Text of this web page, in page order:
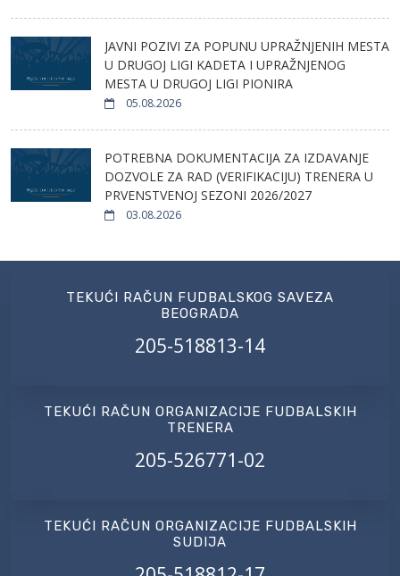
JAVNI POZIVI ZA POPUNU UPRAŽNJENIH MESTA
U DRUGOJ LIGI KADETA I UPRAŽNJENOG
MESTA U DRUGOJ LIGI PIONIRA
05.08.2026
POTREBNA DOKUMENTACIJA ZA IZDAVANJE
DOZVOLE ZA RAD (VERIFIKACIJU) TRENERA U
PRVENSTVENOJ SEZONI 2026/2027
03.08.2026
TEKUĆI RAČUN FUDBALSKOG SAVEZA
BEOGRADA
205-518813-14
TEKUĆI RAČUN ORGANIZACIJE FUDBALSKIH
TRENERA
205-526771-02
TEKUĆI RAČUN ORGANIZACIJE FUDBALSKIH
SUDIJA